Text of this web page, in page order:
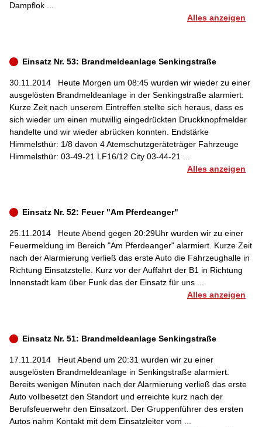
Dampflok ...
Alles anzeigen
Einsatz Nr. 53: Brandmeldeanlage Senkingstraße
30.11.2014 Heute Morgen um 08:45 wurden wir wieder zu einer
ausgelösten Brandmeldeanlage in der Senkingstraße alarmiert.
Kurze Zeit nach unserem Eintreffen stellte sich heraus, dass es
sich wieder um einen mutwillig eingedrückten Druckknopfmelder
handelte und wir wieder abrücken konnten. Endstärke
Himmelsthür: 1/8 davon 4 Atemschutzgeräteträger Fahrzeuge
Himmelsthür: 03-49-21 LF16/12 City 03-44-21 ...
Alles anzeigen
Einsatz Nr. 52: Feuer "Am Pferdeanger"
25.11.2014 Heute Abend gegen 20:29Uhr wurden wir zu einer
Feuermeldung im Bereich "Am Pferdeanger" alarmiert. Kurze Zeit
nach der Alarmierung verließ das erste Auto die Fahrzeughalle in
Richtung Einsatzstelle. Kurz vor der Auffahrt der B1 in Richtung
Innenstadt kam über Funk das der Einsatz für uns ...
Alles anzeigen
Einsatz Nr. 51: Brandmeldeanlage Senkingstraße
17.11.2014 Heut Abend um 20:31 wurden wir zu einer
ausgelösten Brandmeldeanlage in Senkingstraße alarmiert.
Bereits wenigen Minuten nach der Alarmierung verließ das erste
Auto vollbesetzt den Standort und erreichte kurz nach der
Berufsfeuerwehr den Einsatzort. Der Gruppenführer des ersten
Autos nahm Kontakt mit dem Einsatzleiter vom ...